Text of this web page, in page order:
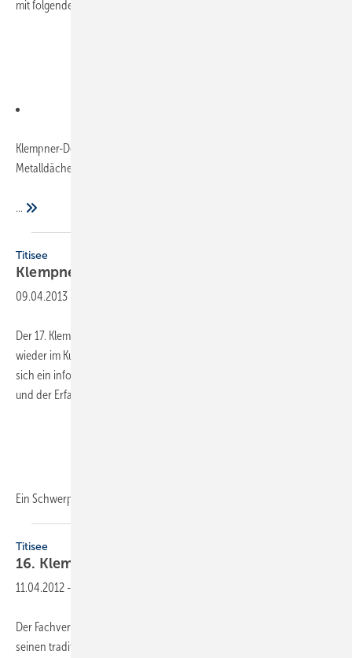
mit folgenden Themen:
Klempner-Design, Ausführungs- und Gestaltungsbeispiele für
Metalldächer und -fassaden sowie für Innengestaltung
...
Titisee
Klempnertreff
09.04.2013
Der 17. Klempnertreff hat vom 31. Januar bis zum 1. Februar 2013
wieder im Kurhaus in Titisee stattgefunden. Den 100 Teilnehmern bot
sich ein informatives Vortragsprogramm, wobei auch die Diskussion
und der Erfahrungsaustausch nicht zu kurz kamen.
Ein Schwerpunkt war die
Titisee
16. Klempnertreff des
11.04.2012 -
Der Fachverband hat Ende Januar im Kurhaus in Titisee-Neustadt
seinen traditionellen Klempnertreff Baden-Württemberg veranstaltet.